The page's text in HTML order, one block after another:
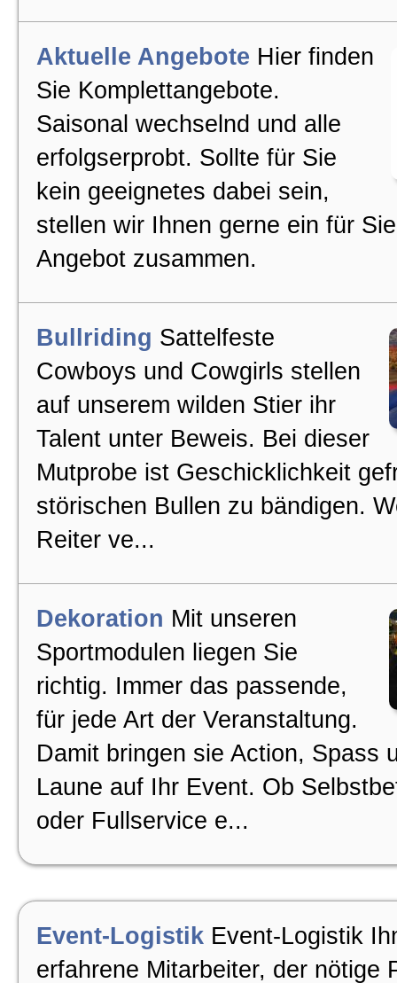
Aktuelle Angebote Hier finden
Sie Komplettangebote.
Saisonal wechselnd und alle
erfolgserprobt. Sollte für Sie
kein geeignetes dabei sein,
stellen wir Ihnen gerne ein für
Angebot zusammen.
Bullriding Sattelfeste
Cowboys und Cowgirls stellen
auf unserem wilden Stier ihr
Talent unter Beweis. Bei dieser
Mutprobe ist Geschicklichkeit
störischen Bullen zu bändigen.
Reiter ve...
Dekoration Mit unseren
Sportmodulen liegen Sie
richtig. Immer das passende,
für jede Art der Veranstaltung.
Damit bringen sie Action, Spass
Laune auf Ihr Event. Ob
oder Fullservice e...
Event-Logistik Event-Logistik
erfahrene Mitarbeiter, der nötige